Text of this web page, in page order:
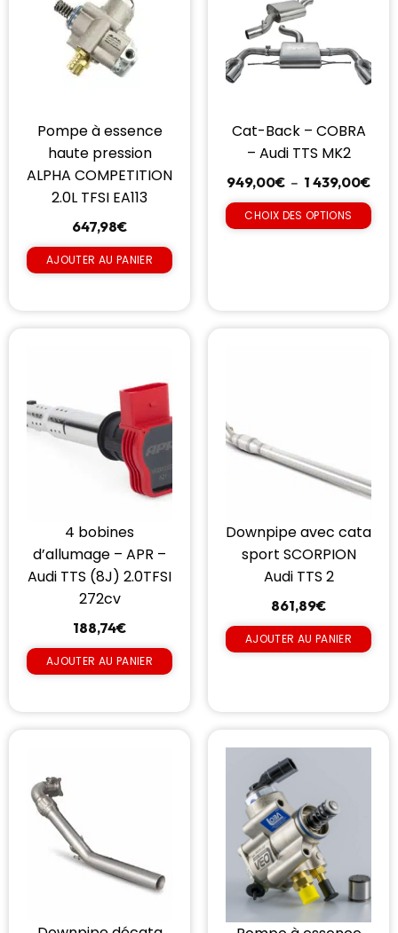
Pompe à essence
haute pression
ALPHA COMPETITION
2.0L TFSI EA113
647,98€
AJOUTER AU PANIER
Cat-Back – COBRA
– Audi TTS MK2
949,00€ – 1 439,00€
CHOIX DES OPTIONS
4 bobines
d’allumage – APR –
Audi TTS (8J) 2.0TFSI
272cv
188,74€
AJOUTER AU PANIER
Downpipe avec cata
sport SCORPION
Audi TTS 2
861,89€
AJOUTER AU PANIER